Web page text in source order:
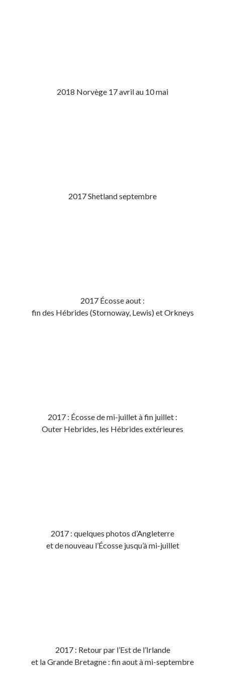
2018 Norvège 17 avril au 10 mai
2017 Shetland septembre
2017 Écosse aout :
fin des Hébrides (Stornoway, Lewis) et Orkneys
2017 : Écosse de mi-juillet à fin juillet :
Outer Hebrides, les Hébrides extérieures
2017 : quelques photos d’Angleterre
et de nouveau l’Écosse jusqu’à mi-juillet
2017 : Retour par l’Est de l’Irlande
et la Grande Bretagne : fin aout à mi-septembre